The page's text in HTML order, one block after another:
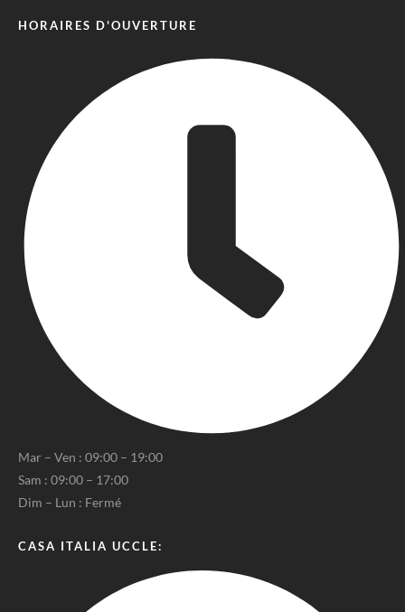
HORAIRES D'OUVERTURE
Mar – Ven : 09:00 – 19:00
Sam : 09:00 – 17:00
Dim – Lun : Fermé
CASA ITALIA UCCLE: